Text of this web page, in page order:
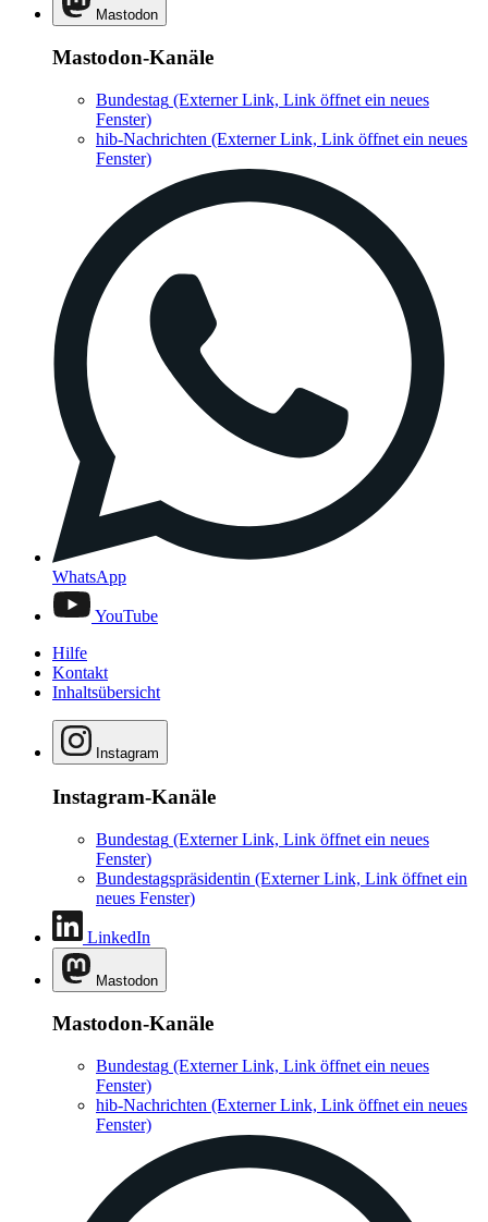
Mastodon
Mastodon-Kanäle
Bundestag (Externer Link, Link öffnet ein neues
Fenster)
hib-Nachrichten (Externer Link, Link öffnet ein neues
Fenster)
WhatsApp
YouTube
Hilfe
Kontakt
Inhaltsübersicht
Instagram
Instagram-Kanäle
Bundestag (Externer Link, Link öffnet ein neues
Fenster)
Bundestagspräsidentin (Externer Link, Link öffnet ein
neues Fenster)
LinkedIn
Mastodon
Mastodon-Kanäle
Bundestag (Externer Link, Link öffnet ein neues
Fenster)
hib-Nachrichten (Externer Link, Link öffnet ein neues
Fenster)